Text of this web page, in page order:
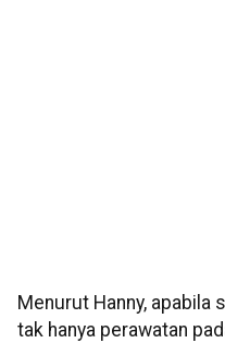
Menurut Hanny, apabila
tak hanya perawatan